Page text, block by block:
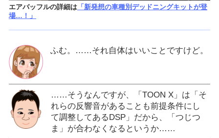
エアバッフルの詳細は「新発想の車種別デッドニングキットが登
場…！」
ふむ。……それ自体はいいことですけど。
……そうなんですが、「TOON X」は「そ
れらの反響音があることも前提条件にし
て調整してあるDSP」だから、「つじつ
ま」が合わなくなるというか……